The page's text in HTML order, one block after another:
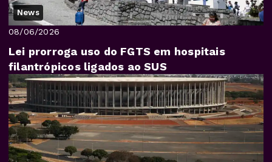
News
08/06/2026
Lei prorroga uso do FGTS em hospitais
filantrópicos ligados ao SUS